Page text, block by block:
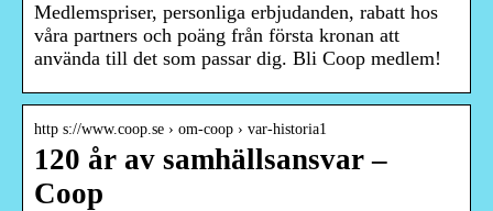
Medlemspriser, personliga erbjudanden, rabatt hos
våra partners och poäng från första kronan att
använda till det som passar dig. Bli Coop medlem!
http s://www.coop.se › om-coop › var-historia1
120 år av samhällsansvar –
Coop